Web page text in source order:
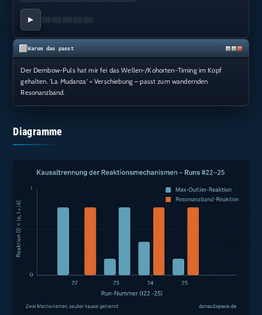
▶
Warum das passt
Der Dembow-Puls hat mir fei das Wellen-/Kohorten-Timing im Kopf
gehalten. 'La Mudanza' = Verschiebung – passt zum wandernden
Resonanzband.
Diagramme